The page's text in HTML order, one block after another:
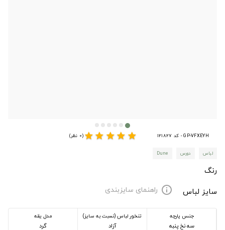
GP-VFXEYH - کد 121827 star
star
star
star
star(0 نظر)
لباس دورس Dune
رنگ
سایز لباس
info راهنمای سایزبندی
جنس پارچه
سه نخ پنبه
تنخور لباس (نسبت به سایز)
آزاد
مدل یقه
گرد